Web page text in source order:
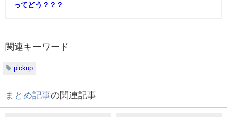
ってどう？？？
関連キーワード
pickup
まとめ記事の関連記事